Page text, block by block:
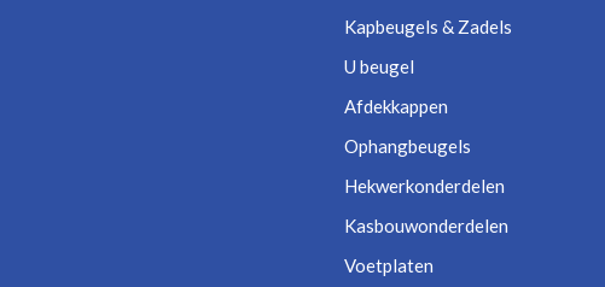
Kapbeugels & Zadels
U beugel
Afdekkappen
Ophangbeugels
Hekwerkonderdelen
Kasbouwonderdelen
Voetplaten